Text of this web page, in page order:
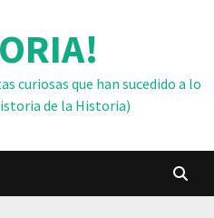
curiosas que han sucedido a lo
de la Historia)